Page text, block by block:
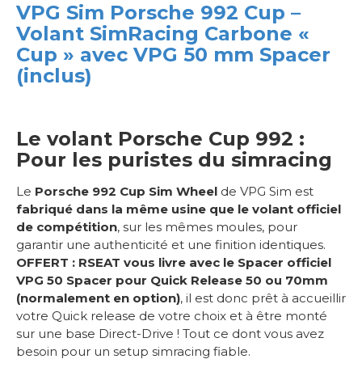
VPG Sim Porsche 992 Cup –
Volant SimRacing Carbone «
Cup » avec VPG 50 mm Spacer
(inclus)
Le volant Porsche Cup 992 :
Pour les puristes du simracing
Le Porsche 992 Cup Sim Wheel de VPG Sim est
fabriqué dans la même usine que le volant officiel
de compétition, sur les mêmes moules, pour
garantir une authenticité et une finition identiques.
OFFERT : RSEAT vous livre avec le Spacer officiel
VPG 50 Spacer pour Quick Release 50 ou 70mm
(normalement en option), il est donc prêt à accueillir
votre Quick release de votre choix et à être monté
sur une base Direct-Drive ! Tout ce dont vous avez
besoin pour un setup simracing fiable.